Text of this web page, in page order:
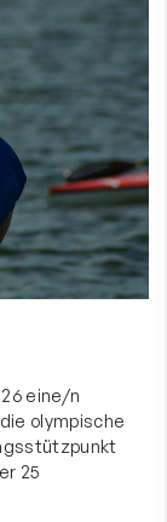
eine/n
olympische
25